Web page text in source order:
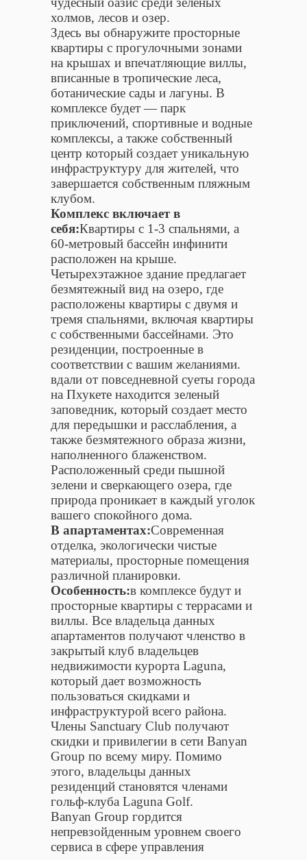
холмов, лесов и озер.
Здесь вы обнаружите просторные
квартиры с прогулочными зонами
на крышах и впечатляющие виллы,
вписанные в тропические леса,
ботанические сады и лагуны. В
комплексе будет — парк
приключений, спортивные и водные
комплексы, а также собственный
центр который создает уникальную
инфраструктуру для жителей, что
завершается собственным пляжным
клубом.
Комплекс включает в
себя:Квартиры с 1-3 спальнями, а
60-метровый бассейн инфинити
расположен на крыше.
Четырехэтажное здание предлагает
безмятежный вид на озеро, где
расположены квартиры с двумя и
тремя спальнями, включая квартиры
с собственными бассейнами. Это
резиденции, построенные в
соответствии с вашим желаниями.
вдали от повседневной суеты города
на Пхукете находится зеленый
заповедник, который создает место
для передышки и расслабления, а
также безмятежного образа жизни,
наполненного блаженством.
Расположенный среди пышной
зелени и сверкающего озера, где
природа проникает в каждый уголок
вашего спокойного дома.
В апартаментах:Современная
отделка, экологически чистые
материалы, просторные помещения
различной планировки.
Особенность:в комплексе будут и
просторные квартиры с террасами и
виллы. Все владельца данных
апартаментов получают членство в
закрытый клуб владельцев
недвижимости курорта Laguna,
который дает возможность
пользоваться скидками и
инфраструктурой всего района.
Члены Sanctuary Club получают
скидки и привилегии в сети Banyan
Group по всему миру. Помимо
этого, владельцы данных
резиденций становятся членами
гольф-клуба Laguna Golf.
Banyan Group гордится
непревзойденным уровнем своего
сервиса в сфере управления